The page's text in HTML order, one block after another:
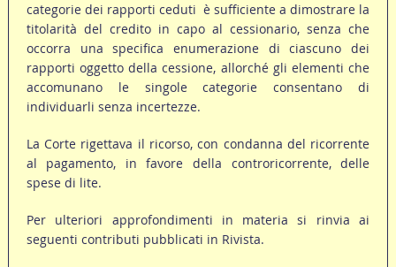
categorie dei rapporti ceduti è sufficiente a dimostrare la
titolarità del credito in capo al cessionario, senza che
occorra una specifica enumerazione di ciascuno dei
rapporti oggetto della cessione, allorché gli elementi che
accomunano le singole categorie consentano di
individuarli senza incertezze.
La Corte rigettava il ricorso, con condanna del ricorrente
al pagamento, in favore della controricorrente, delle
spese di lite.
Per ulteriori approfondimenti in materia si rinvia ai
seguenti contributi pubblicati in Rivista.